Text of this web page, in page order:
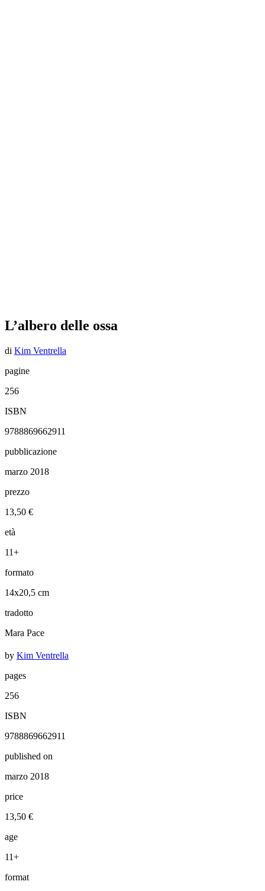
L’albero delle ossa
di Kim Ventrella
pagine
256
ISBN
9788869662911
pubblicazione
marzo 2018
prezzo
13,50 €
età
11+
formato
14x20,5 cm
tradotto
Mara Pace
by Kim Ventrella
pages
256
ISBN
9788869662911
published on
marzo 2018
price
13,50 €
age
11+
format